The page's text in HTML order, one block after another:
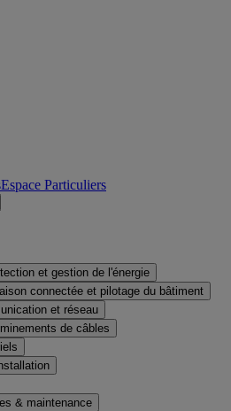
Espace Particuliers
et gestion de l'énergie
connectée et pilotage du bâtiment
et réseau
de câbles
& maintenance